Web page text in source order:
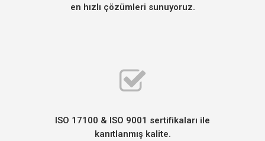
en hızlı çözümleri sunuyoruz.
ISO 17100 & ISO 9001 sertifikaları ile
kanıtlanmış kalite.